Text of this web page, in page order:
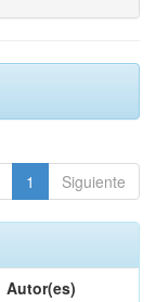
1 Siguiente
Autor(es)